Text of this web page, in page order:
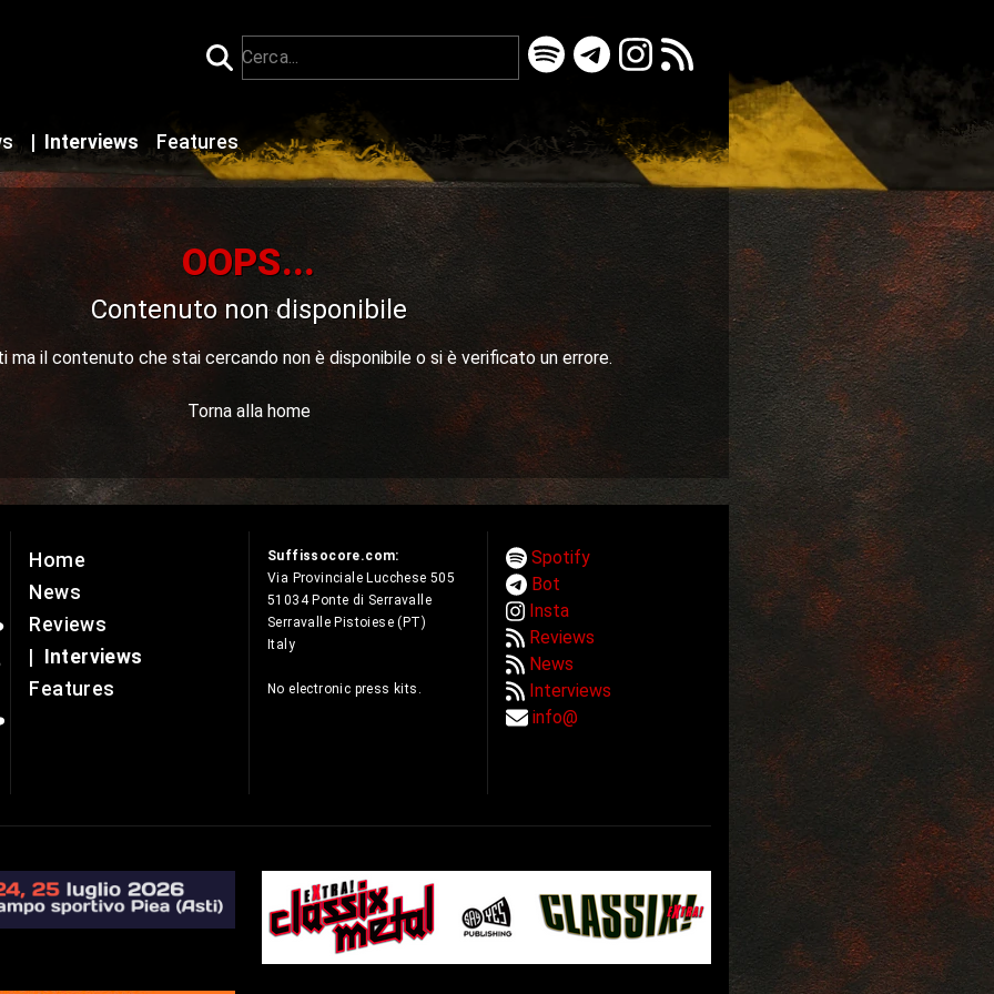
Interviews Features
OOPS...
Contenuto non disponibile
ma il contenuto che stai cercando non è disponibile o si è verificato un errore.
Torna alla home
Home
News
Reviews
Interviews
Features
Suffissocore.com:
Via Provinciale Lucchese 505
51034 Ponte di Serravalle
Serravalle Pistoiese (PT)
Italy
No electronic press kits.
Spotify
Bot
Insta
Reviews
News
Interviews
info@